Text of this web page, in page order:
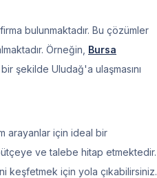
bulunmaktadır. Bu çözümler
Örneğin, Bursa
şekilde Uludağ'a ulaşmasını
arayanlar için ideal bir
ve talebe hitap etmektedir.
keşfetmek için yola çıkabilirsiniz.